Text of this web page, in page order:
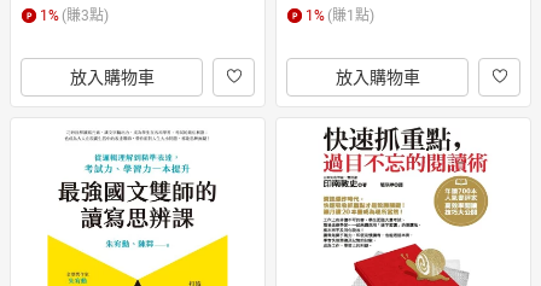
1 % (賺3點)
放入購物車
1 % (賺1 點)
放入購物車